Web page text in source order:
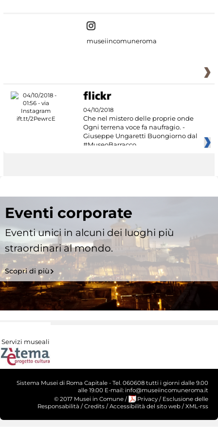
museiincomuneroma
04/10/2018
Che nel mistero delle proprie onde
Ogni terrena voce fa naufragio. -
Giuseppe Ungaretti Buongiorno dal
#MuseoBarracco
Eventi corporate
Eventi unici in alcuni dei luoghi più
straordinari al mondo.
Scopri di più
Servizi museali
Sistema Musei di Roma Capitale - Tel. 060608 tutti i giorni dalle 9.00
alle 19.00 E-mail: info@museiincomuneroma.it
© 2017 Musei in Comune / Privacy / Esclusione delle
Responsabilità / Credits / Accessibilità del sito web / XML-rss